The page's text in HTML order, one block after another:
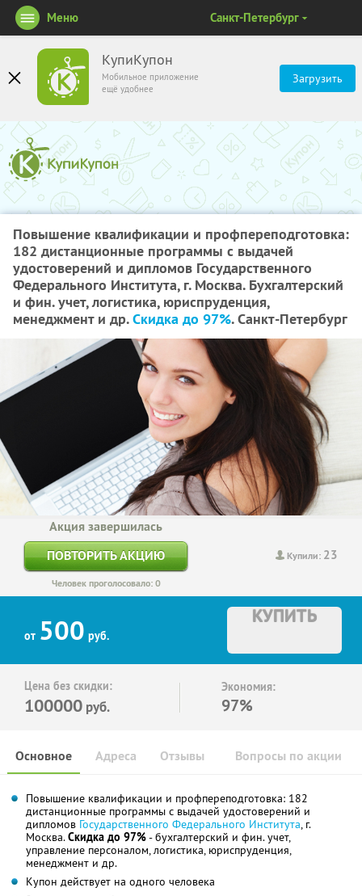
КупиКупон
Мобильное приложение
ещё удобнее
Загрузить
Меню Санкт-Петербург
Повышение квалификации и профпереподготовка:
182 дистанционные программы с выдачей
удостоверений и дипломов Государственного
Федерального Института, г. Москва. Бухгалтерский
и фин. учет, логистика, юриспруденция,
менеджмент и др.Скидка до 97%. Санкт-Петербург
Купили: 23
Акция завершилась
ПОВТОРИТЬ АКЦИЮ
Человек проголосовало: 0
от 500 руб.
КУПИТЬ
Цена без скидки:
100000 руб.
Экономия:
97%
Основное Отзывы Вопросы по акции
Адреса
Повышение квалификации и профпереподготовка: 182
дистанционные программы с выдачей удостоверений и
дипломов Государственного Федерального Института, г.
Москва.Скидка до 97%- бухгалтерский и фин. учет,
управление персоналом, логистика, юриспруденция,
менеджмент и др.
Купон действует на одного человека